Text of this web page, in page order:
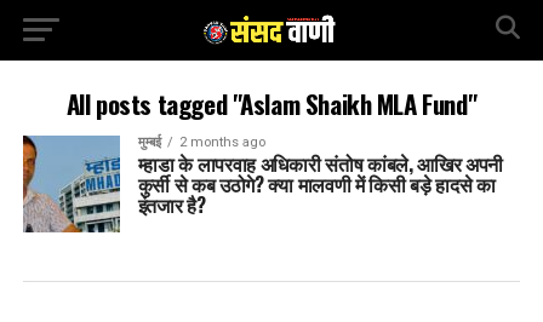
All posts tagged "Aslam Shaikh MLA Fund"
मुम्बई 2 months ago
म्हाडा के लापरवाह अधिकारी संतोष कांबले, आखिर अपनी
कुर्सी से कब उठोगे? क्या मालवणी में किसी बड़े हादसे का
इंतजार है?